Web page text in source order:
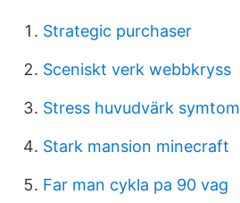
Strategic purchaser
Sceniskt verk webbkryss
Stress huvudvärk symtom
Stark mansion minecraft
Far man cykla pa 90 vag